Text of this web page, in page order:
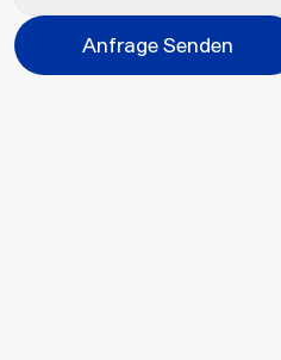
Position
Bitte wählen...
Anfrage Senden